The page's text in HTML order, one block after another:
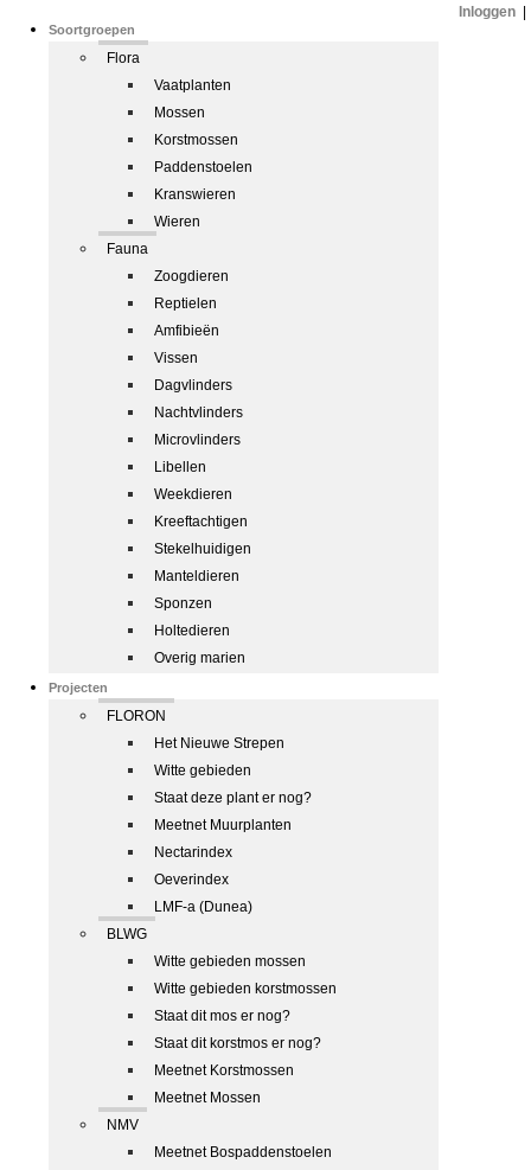
Soortgroepen
Flora
Vaatplanten
Mossen
Korstmossen
Paddenstoelen
Kranswieren
Wieren
Fauna
Zoogdieren
Reptielen
Amfibieën
Vissen
Dagvlinders
Nachtvlinders
Microvlinders
Libellen
Weekdieren
Kreeftachtigen
Stekelhuidigen
Manteldieren
Sponzen
Holtedieren
Overig marien
Projecten
FLORON
Het Nieuwe Strepen
Witte gebieden
Staat deze plant er nog?
Meetnet Muurplanten
Nectarindex
Oeverindex
LMF-a (Dunea)
BLWG
Witte gebieden mossen
Witte gebieden korstmossen
Staat dit mos er nog?
Staat dit korstmos er nog?
Meetnet Korstmossen
Meetnet Mossen
NMV
Meetnet Bospaddenstoelen
Inloggen